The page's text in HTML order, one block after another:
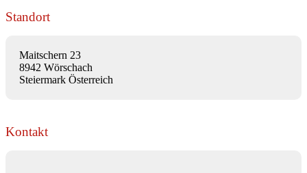
Standort
Maitschern 23
8942 Wörschach
Steiermark Österreich
Kontakt